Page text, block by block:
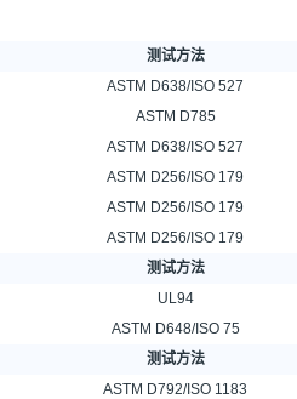
测试方法
ASTM D638/ISO 527
ASTM D785
ASTM D638/ISO 527
ASTM D256/ISO 179
ASTM D256/ISO 179
ASTM D256/ISO 179
测试方法
UL94
ASTM D648/ISO 75
测试方法
ASTM D792/ISO 1183